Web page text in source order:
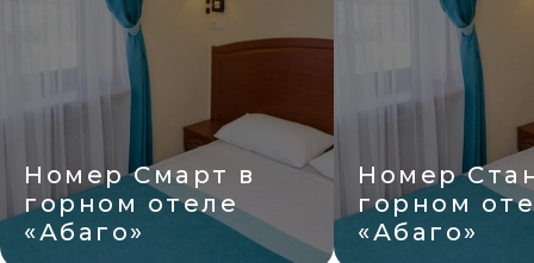
Номер Смарт в
горном отеле
«Абаго»
Номер
горном
«Абаго»